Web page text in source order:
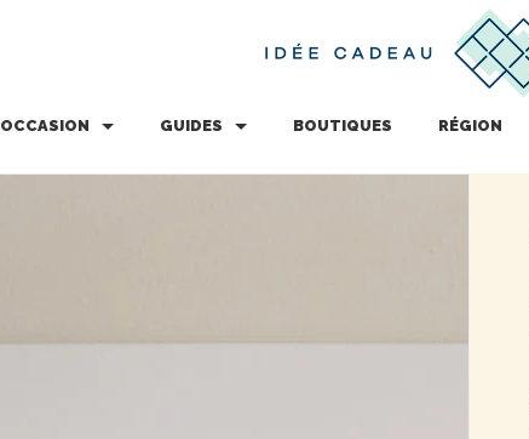
OCCASION GUIDES BOUTIQUES RÉGION